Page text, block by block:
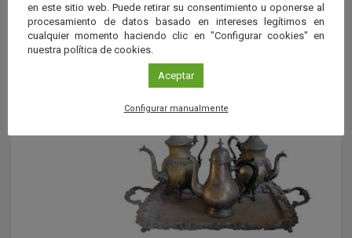
¿Qué son los equilibrios redox y cómo se
ajustan?
Reacción redox es sinónimo de reacción de oxidación-
reducción. ‘Oxidación’ significa que una especie química
pierde electrones y ‘reducción’ […]
en este sitio web. Puede retirar su consentimiento u oponerse al
procesamiento de datos basado en intereses legítimos en
cualquier momento haciendo clic en "Configurar cookies" en
nuestra política de cookies.
Aceptar
Configurar manualmente